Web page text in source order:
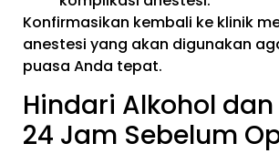
Konfirmasikan kembali ke klinik
anestesi yang akan digunakan
puasa Anda tepat.
Hindari Alkohol dan
24 Jam Sebelum